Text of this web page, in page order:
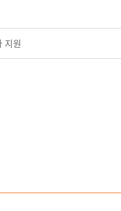
지원